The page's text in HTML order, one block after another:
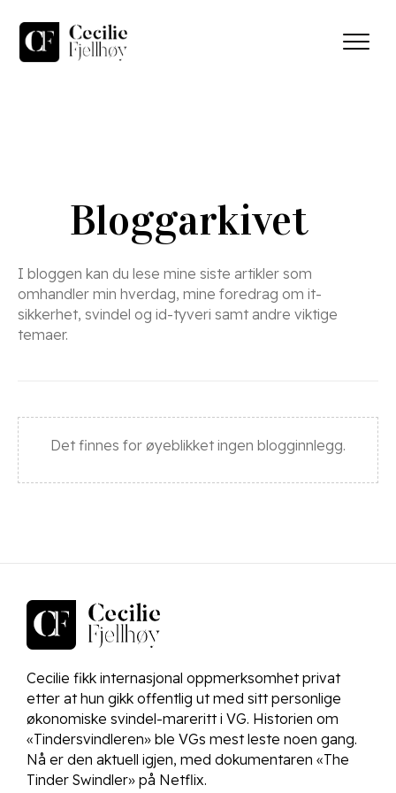
Bloggarkivet
I bloggen kan du lese mine siste artikler som
omhandler min hverdag, mine foredrag om it-
sikkerhet, svindel og id-tyveri samt andre viktige
temaer.
Det finnes for øyeblikket ingen blogginnlegg.
Cecilie fikk internasjonal oppmerksomhet privat
etter at hun gikk offentlig ut med sitt personlige
økonomiske svindel-mareritt i VG. Historien om
«Tindersvindleren» ble VGs mest leste noen gang.
Nå er den aktuell igjen, med dokumentaren «The
Tinder Swindler» på Netflix.